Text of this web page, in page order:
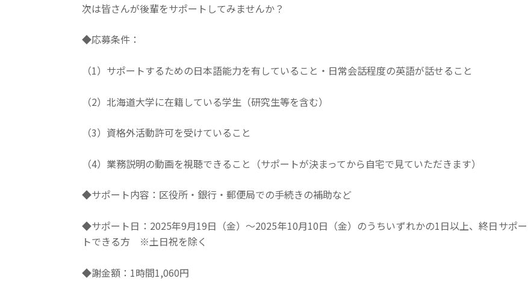
次は皆さんが後輩をサポートしてみませんか？
◆応募条件：
（1）サポートするための日本語能力を有していること・日常会話程度の英語が話せること
（2）北海道大学に在籍している学生（研究生等を含む）
（3）資格外活動許可を受けていること
（4）業務説明の動画を視聴できること（サポートが決まってから自宅で見ていただきます）
◆サポート内容：区役所・銀行・郵便局での手続きの補助など
◆サポート日：2025年9月19日（金）～2025年10月10日（金）のうちいずれかの1日以上、終日サポー
トできる方 ※土日祝を除く
◆謝金額：1時間1,060円